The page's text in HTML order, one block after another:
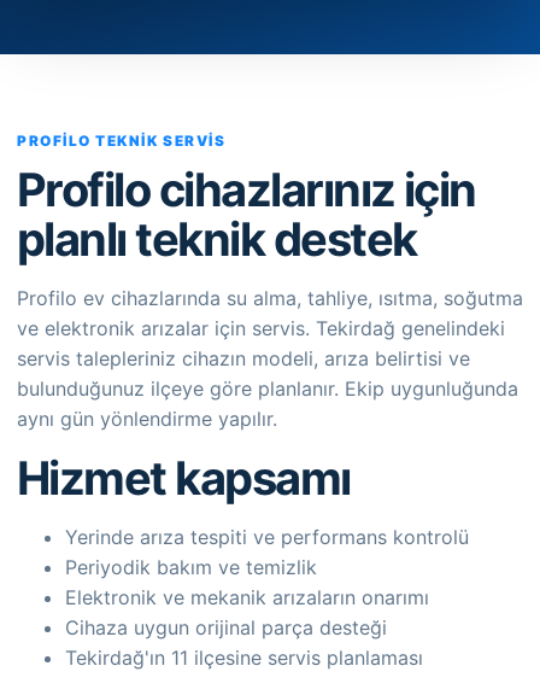
PROFILO TEKNIK SERVIS
Profilo cihazlarınız için
planlı teknik destek
Profilo ev cihazlarında su alma, tahliye, ısıtma, soğutma
ve elektronik arızalar için servis. Tekirdağ genelindeki
servis talepleriniz cihazın modeli, arıza belirtisi ve
bulunduğunuz ilçeye göre planlanır. Ekip uygunluğunda
aynı gün yönlendirme yapılır.
Hizmet kapsamı
Yerinde arıza tespiti ve performans kontrolü
Periyodik bakım ve temizlik
Elektronik ve mekanik arızaların onarımı
Cihaza uygun orijinal parça desteği
Tekirdağ'ın 11 ilçesine servis planlaması